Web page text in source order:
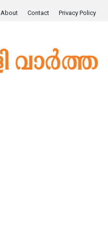
About Contact Privacy Policy